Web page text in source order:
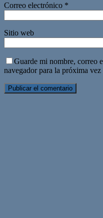
Correo electrónico *
Sitio web
Guarde mi nombre, correo
navegador para la próxima vez